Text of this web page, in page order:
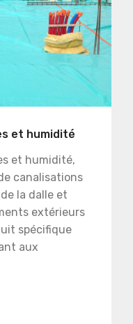
et humidité
et humidité,
canalisations
la dalle et
extérieurs
spécifique
aux